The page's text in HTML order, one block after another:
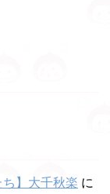
】大千秋楽 に